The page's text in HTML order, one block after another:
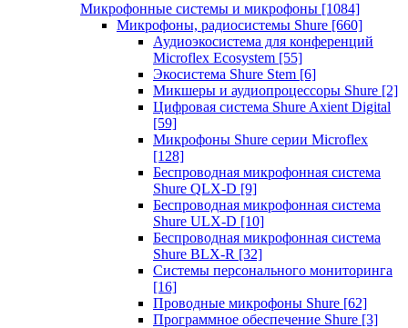
Микрофонные системы и микрофоны [1084]
Микрофоны, радиосистемы Shure [660]
Аудиоэкосистема для конференций
Microflex Ecosystem [55]
Экосистема Shure Stem [6]
Микшеры и аудиопроцессоры Shure [2]
Цифровая система Shure Axient Digital
[59]
Микрофоны Shure серии Microflex
[128]
Беспроводная микрофонная система
Shure QLX-D [9]
Беспроводная микрофонная система
Shure ULX-D [10]
Беспроводная микрофонная система
Shure BLX-R [32]
Системы персонального мониторинга
[16]
Проводные микрофоны Shure [62]
Программное обеспечение Shure [3]